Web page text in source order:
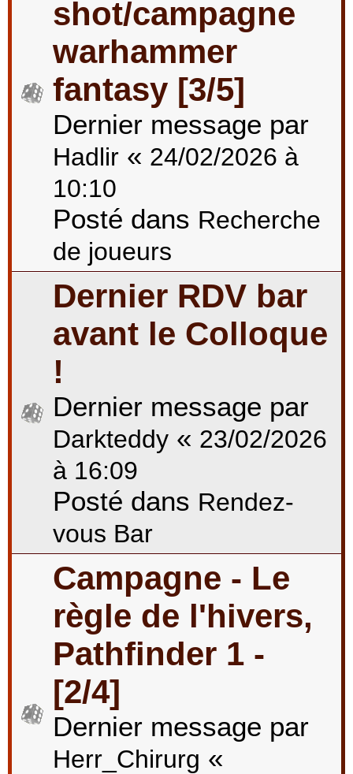
shot/campagne
warhammer
fantasy [3/5]
Dernier message par
Hadlir « 24/02/2026 à
10:10
Posté dans Recherche
de joueurs
Dernier RDV bar
avant le Colloque
!
Dernier message par
Darkteddy « 23/02/2026
à 16:09
Posté dans Rendez-
vous Bar
Campagne - Le
règle de l'hivers,
Pathfinder 1 -
[2/4]
Dernier message par
Herr_Chirurg «